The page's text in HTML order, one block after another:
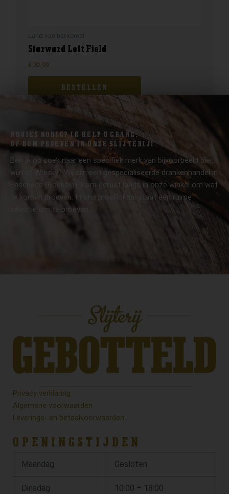
Starward Left Field
€ 32,99
BESTELLEN
ADVIES NODIG? IK HELP U GRAAG.
OF KOM PROEVEN IN ONZE SLIJTERIJ!
Ben je op zoek naar een specifiek merk van bijvoorbeeld bier,
wijn of Whisky? Wij zijn een gespecialiseerde drankenhandel in
Enschede (Boekelo). Kom gerust langs in onze winkel om wat
te komen proeven. In ons proeflokaal staat een ruime
selectie om te proeven.
Privacy verklaring
Algemene voorwaarden
Leverings- en betaalvoorwaarden
OPENINGSTIJDEN
Maandag Gesloten
Dinsdag 10:00 – 18:00